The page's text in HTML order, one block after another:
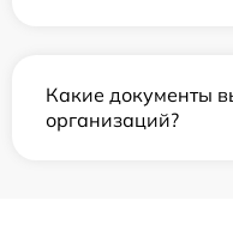
Какие документы
организаций?